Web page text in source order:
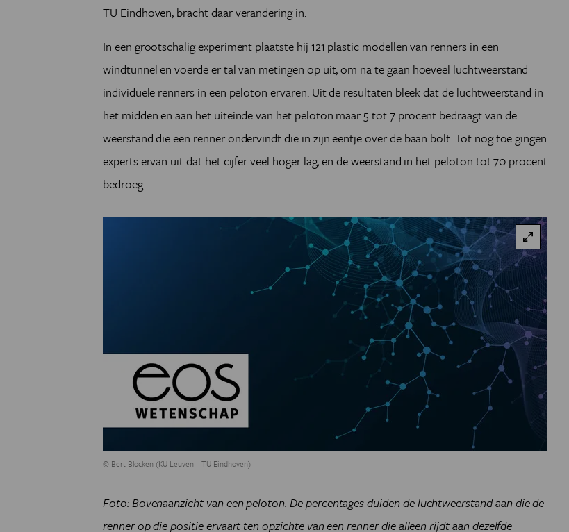
TU Eindhoven, bracht daar verandering in.
In een grootschalig experiment plaatste hij 121 plastic modellen van renners in een
windtunnel en voerde er tal van metingen op uit, om na te gaan hoeveel luchtweerstand
individuele renners in een peloton ervaren. Uit de resultaten bleek dat de luchtweerstand in
het midden en aan het uiteinde van het peloton maar 5 tot 7 procent bedraagt van de
weerstand die een renner ondervindt die in zijn eentje over de baan bolt. Tot nog toe gingen
experts ervan uit dat het cijfer veel hoger lag, en de weerstand in het peloton tot 70 procent
bedroeg.
© Bert Blocken (KU Leuven – TU Eindhoven)
Foto: Bovenaanzicht van een peloton. De percentages duiden de luchtweerstand aan die de
renner op die positie ervaart ten opzichte van een renner die alleen rijdt aan dezelfde